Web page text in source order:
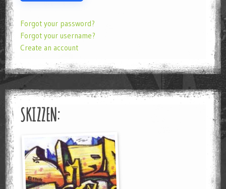
Forgot your password?
Forgot your username?
Create an account
SKIZZEN: